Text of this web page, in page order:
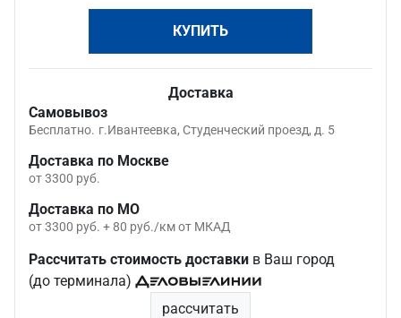
КУПИТЬ
Доставка
Самовывоз
Бесплатно. г.Ивантеевка, Студенческий проезд, д. 5
Доставка по Москве
от 3300 руб.
Доставка по МО
от 3300 руб. + 80 руб./км от МКАД
Рассчитать стоимость доставки в Ваш город
(до терминала)
рассчитать